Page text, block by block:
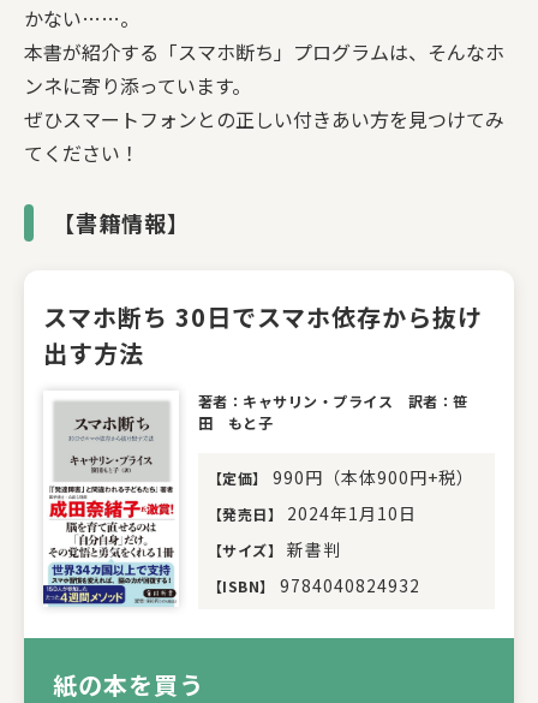
かない……。
本書が紹介する「スマホ断ち」プログラムは、そんなホ
ンネに寄り添っています。
ぜひスマートフォンとの正しい付きあい方を見つけてみ
てください！
【書籍情報】
スマホ断ち 30日でスマホ依存から抜け
出す方法
著者：キャサリン・プライス 訳者：笹
田 もと子
【定価】 990円（本体900円+税）
【発売日】 2024年1月10日
【サイズ】 新書判
【ISBN】 9784040824932
紙の本を買う